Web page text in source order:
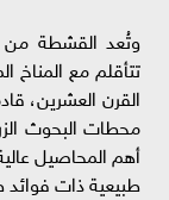
وتُعد القشطة من
تتأقلم مع
القرن العشرين،
محطات البحوث
أهم المحاصيل
طبيعية ذات